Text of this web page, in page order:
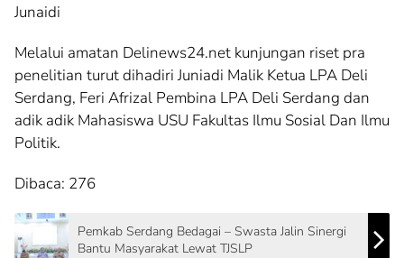
Junaidi
Melalui amatan Delinews24.net kunjungan riset pra
penelitian turut dihadiri Juniadi Malik Ketua LPA Deli
Serdang, Feri Afrizal Pembina LPA Deli Serdang dan
adik adik Mahasiswa USU Fakultas Ilmu Sosial Dan Ilmu
Politik.
Dibaca: 276
Pemkab Serdang Bedagai – Swasta Jalin Sinergi
Bantu Masyarakat Lewat TJSLP